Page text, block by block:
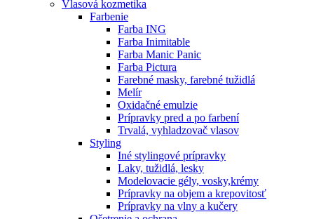
Vlasová kozmetika
Farbenie
Farba ING
Farba Inimitable
Farba Manic Panic
Farba Pictura
Farebné masky, farebné tužidlá
Melír
Oxidačné emulzie
Prípravky pred a po farbení
Trvalá, vyhladzovač vlasov
Styling
Iné stylingové prípravky
Laky, tužidlá, lesky
Modelovacie gély, vosky,krémy
Prípravky na objem a krepovitosť
Prípravky na vlny a kučery